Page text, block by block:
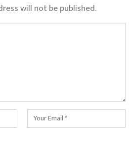
will not be published.